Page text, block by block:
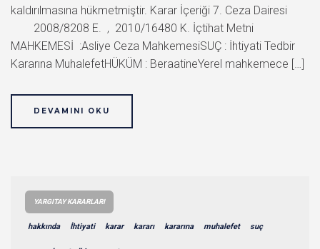
kaldırılmasına hükmetmiştir. Karar İçeriği 7. Ceza Dairesi
2008/8208 E. , 2010/16480 K. İçtihat Metni
MAHKEMESİ :Asliye Ceza MahkemesiSUÇ : İhtiyati Tedbir
Kararına MuhalefetHÜKÜM : BeraatineYerel mahkemece […]
DEVAMINI OKU
YARGITAY KARARLARI
hakkında İhtiyati karar kararı kararına muhalefet suç